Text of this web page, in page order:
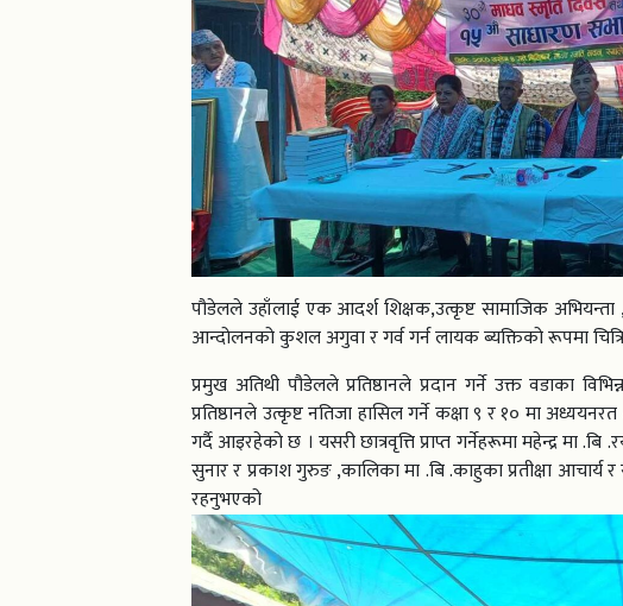
पौडेलले उहाँलाई एक आदर्श शिक्षक,उत्कृष्ट सामाजिक अभियन्ता
आन्दोलनको कुशल अगुवा र गर्व गर्न लायक ब्यक्तिको रूपमा
प्रमुख अतिथी पौडेलले प्रतिष्ठानले प्रदान गर्ने उक्त वडाका
प्रतिष्ठानले उत्कृष्ट नतिजा हासिल गर्ने कक्षा ९ र १० मा
गर्दै आइरहेको छ । यसरी छात्रवृत्ति प्राप्त गर्नेहरूमा महेन्द्र मा
सुनार र प्रकाश गुरुङ ,कालिका मा .बि .काहुका प्रतीक्षा आचार्य